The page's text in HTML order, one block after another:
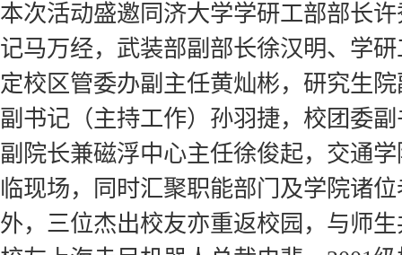
本次活动盛邀同济大学学研工部部长
记马万经，武装部副部长徐汉明、学
定校区管委办副主任黄灿彬，研究生
副书记（主持工作）孙羽捷，校团委
副院长兼磁浮中心主任徐俊起，交通
临现场，同时汇聚职能部门及学院诸
外，三位杰出校友亦重返校园，与师